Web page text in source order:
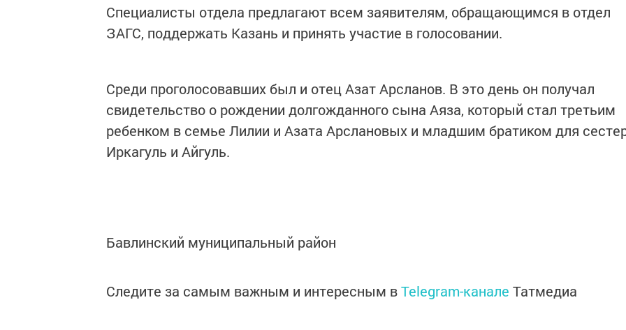
Специалисты отдела предлагают всем заявителям, обращающимся в отдел
ЗАГС, поддержать Казань и принять участие в голосовании.
Среди проголосовавших был и отец Азат Арсланов. В это день он получал
свидетельство о рождении долгожданного сына Аяза, который стал третьим
ребенком в семье Лилии и Азата Арслановых и младшим братиком для
Иркагуль и Айгуль.
Бавлинский муниципальный район
Следите за самым важным и интересным вTelegram-канале Татмедиа